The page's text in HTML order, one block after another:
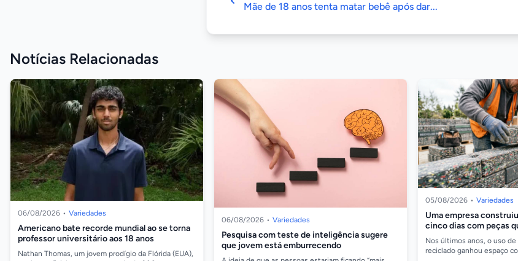
Mãe de 18 anos tenta matar bebê após dar...
Notícias Relacionadas
06/08/2026 • Variedades
Americano bate recorde mundial ao se torna
professor universitário aos 18 anos
Nathan Thomas, um jovem prodígio da Flórida (EUA),
06/08/2026 • Variedades
Pesquisa com teste de inteligência sugere
que jovem está emburrecendo
05/08/2026 • Variedades
Uma empresa
cinco dias com peças
Lego e são feitas de
Nos últimos anos, o uso
reciclado ganhou espaço